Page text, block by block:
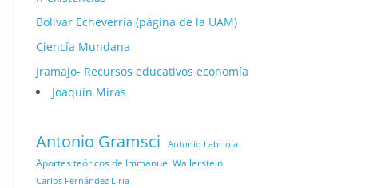
Bolívar Echeverría (página de la UAM)
Ciencía Mundana
Jramajo- Recursos educativos economía
Joaquín Miras
Antonio Gramsci Antonio Labriola
Aportes teóricos de Immanuel Wallerstein
Carlos Fernández Liria